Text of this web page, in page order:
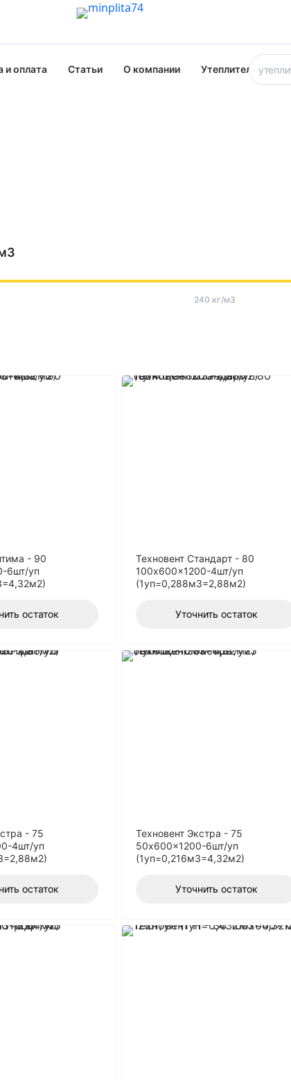
и оплата Статьи О компании Утеплители оптом
240 кг/м3
- 90
6шт/уп
остаток
Техновент Стандарт - 80
100x600x1200-4шт/уп
(1уп=0,288м3=2,88м2)
Уточнить остаток
- 75
4шт/уп
остаток
Техновент Экстра - 75
50x600x1200-6шт/уп
(1уп=0,216м3=4,32м2)
Уточнить остаток